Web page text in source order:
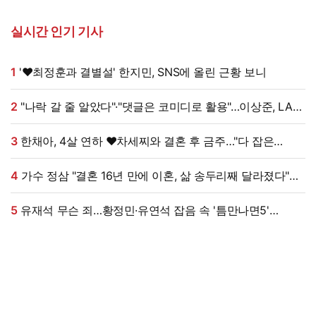
실시간 인기 기사
1 '♥최정훈과 결별설' 한지민, SNS에 올린 근황 보니
2
공연 논란에 댓글 설전까지 [엑's 이슈]
3한채아, 4살 연하 ♥차세찌와 결혼 후 금주…"다 잡은
물고기에 미끼를 왜 던져?" (광예원)
4
고백 (특종세상)
5유재석 무슨 죄…황정민·유연석 잡음 속 '틈만나면5'